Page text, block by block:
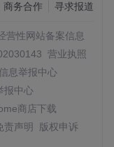
商务合作 寻求报道
营性网站备案信息
营业执照
息举报中心
报中心
商店下载
责声明
版权申诉